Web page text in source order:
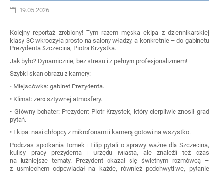
19.05.2026
Kolejny reportaż zrobiony! Tym razem męska ekipa z dziennikarskiej
klasy 3C wkroczyła prosto na salony władzy, a konkretnie – do gabinetu
Prezydenta Szczecina, Piotra Krzystka.
Jak było? Dynamicznie, bez stresu i z pełnym profesjonalizmem!
Szybki skan obrazu z kamery:
• Miejscówka: gabinet Prezydenta.
• Klimat: zero sztywnej atmosfery.
• Główny bohater: Prezydent Piotr Krzystek, który cierpliwie znosił grad
pytań.
• Ekipa: nasi chłopcy z mikrofonami i kamerą gotowi na wszystko.
Podczas spotkania Tomek i Filip pytali o sprawy ważne dla Szczecina,
kulisy pracy prezydenta i Urzędu Miasta, ale znaleźli też czas
na luźniejsze tematy. Prezydent okazał się świetnym rozmówcą –
z uśmiechem odpowiadał na każde, również podchwytliwe, pytanie